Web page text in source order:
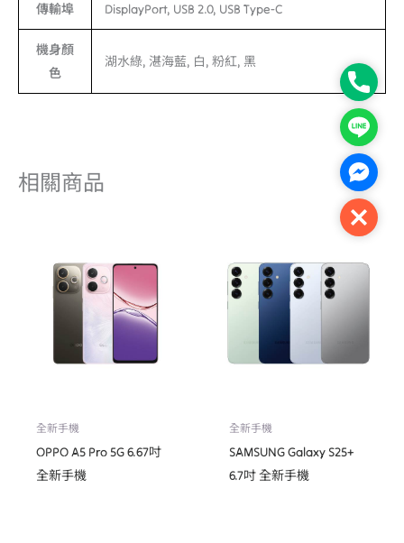
傳輸埠 DisplayPort, USB 2.0, USB Type-C
機身顏
色
湖水綠, 湛海藍, 白, 粉紅, 黑
相關商品
全新手機
OPPO A5 Pro 5G 6.67吋
全新手機
全新手機
SAMSUNG Galaxy S25+
6.7吋 全新手機
Phone
Line
Close